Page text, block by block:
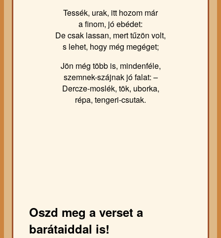
Tessék, urak, itt hozom már
a finom, jó ebédet:
De csak lassan, mert tűzön volt,
s lehet, hogy még megéget;
Jön még több is, mindenféle,
szemnek-szájnak jó falat: –
Dercze-moslék, tök, uborka,
répa, tengeri-csutak.
Oszd meg a verset a
barátaiddal is!